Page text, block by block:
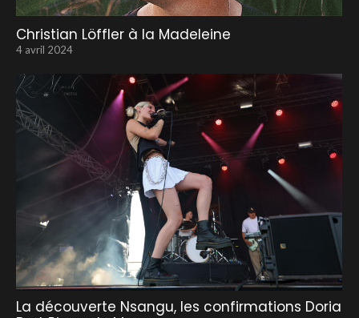
Christian Löffler à la Madeleine
4 avril 2024
La découverte Nsangu, les confirmations Doria